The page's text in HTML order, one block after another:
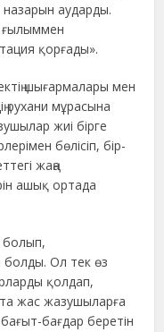
аударды.
ғылыммен
қорғады».
шығармалары мен
рухани мұрасына
жиі бірге
бөлісіп, бір-
жаңа
ашық ортада
болып,
болды. Ол тек өз
қолдап,
жас жазушыларға
бағдар беретін